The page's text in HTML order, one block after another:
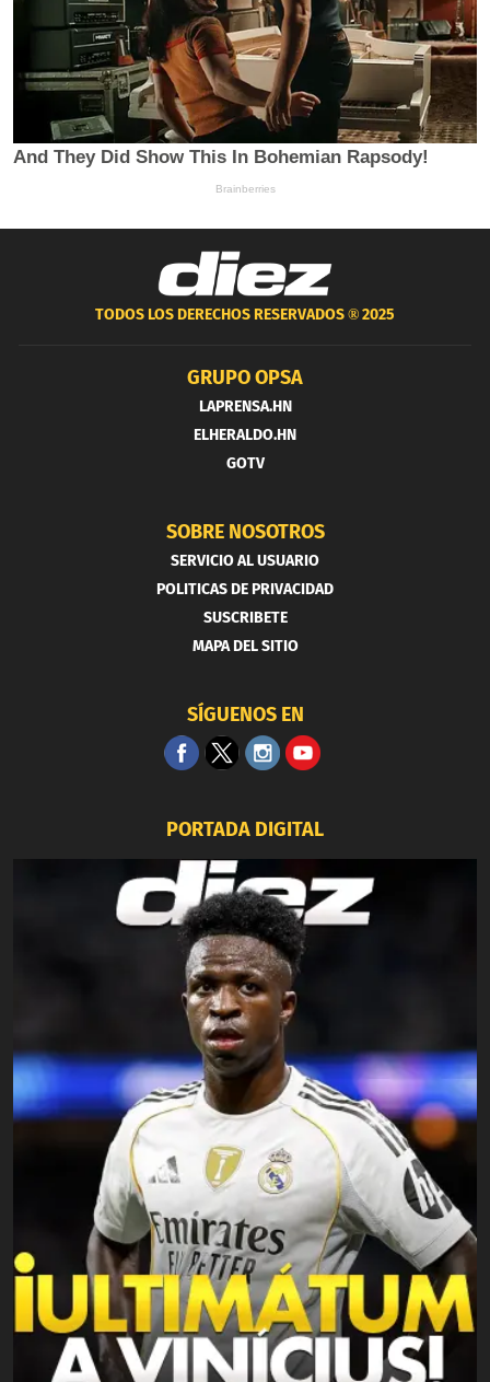
TODOS LOS DERECHOS RESERVADOS ®2025
GRUPO OPSA
LAPRENSA.HN
ELHERALDO.HN
GOTV
SOBRE NOSOTROS
SERVICIO AL USUARIO
POLITICAS DE PRIVACIDAD
SUSCRIBETE
MAPA DEL SITIO
SÍGUENOS EN
PORTADA DIGITAL